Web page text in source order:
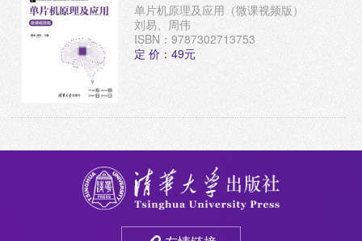
单片机原理及应用（微课视频版）
刘易、周伟
ISBN：9787302713753
定 价：49元